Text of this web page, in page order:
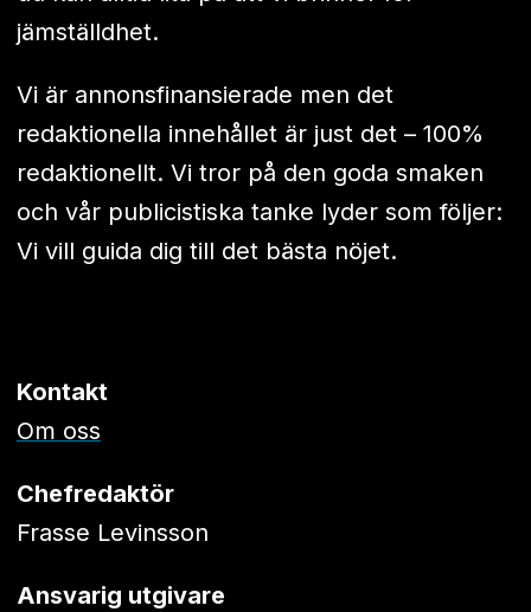
jämställdhet.
Vi är annonsfinansierade men det
redaktionella innehållet är just det – 100%
redaktionellt. Vi tror på den goda smaken
och vår publicistiska tanke lyder som följer:
Vi vill guida dig till det bästa nöjet.
Kontakt
Om oss
Chefredaktör
Frasse Levinsson
Ansvarig utgivare